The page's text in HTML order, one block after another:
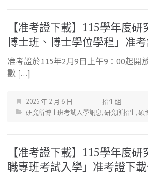
【准考證下載】115學年度研
博士班、博士學位學程」准
准考證於115年2月9日上午9：00起開
數 […]
2026 年 2 月 6 日
招生組
研究所博士班考試入學訊息,研究所招生,碩
【准考證下載】115學年度研
職專班考試入學」准考證下